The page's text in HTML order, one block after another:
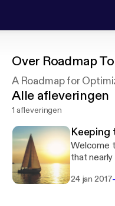
Over Roadmap
A Roadmap for
Alle afleveringen
1 afleveringen
Keeping
Welcome
that
these
24 jan 2017